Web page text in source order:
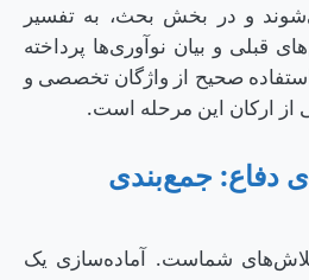
و در بخش بحث، به تفسیر
قبلی و بیان نوآوری‌ها پرداخته
صحیح از واژگان تخصصی و
ارکان این مرحله است.
دفاع: جمع‌بندی
تلاش‌های شماست. آماده‌سازی یک